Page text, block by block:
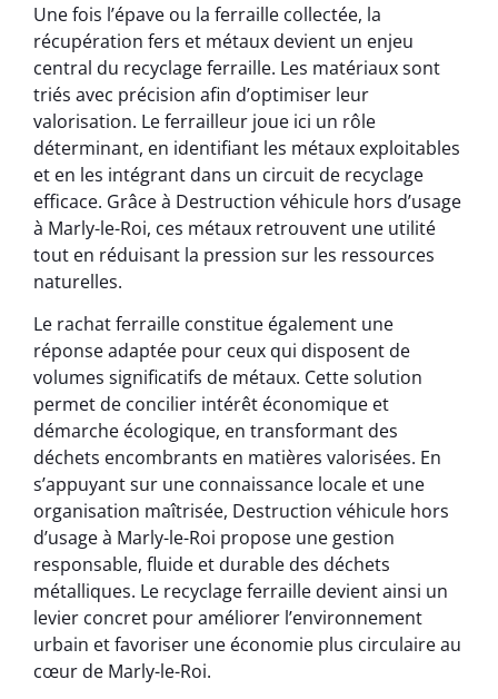
Une fois l’épave ou la ferraille collectée, la
récupération fers et métaux devient un enjeu
central du recyclage ferraille. Les matériaux sont
triés avec précision afin d’optimiser leur
valorisation. Le ferrailleur joue ici un rôle
déterminant, en identifiant les métaux exploitables
et en les intégrant dans un circuit de recyclage
efficace. Grâce à Destruction véhicule hors d’usage
à Marly-le-Roi, ces métaux retrouvent une utilité
tout en réduisant la pression sur les ressources
naturelles.
Le rachat ferraille constitue également une
réponse adaptée pour ceux qui disposent de
volumes significatifs de métaux. Cette solution
permet de concilier intérêt économique et
démarche écologique, en transformant des
déchets encombrants en matières valorisées. En
s’appuyant sur une connaissance locale et une
organisation maîtrisée, Destruction véhicule hors
d’usage à Marly-le-Roi propose une gestion
responsable, fluide et durable des déchets
métalliques. Le recyclage ferraille devient ainsi un
levier concret pour améliorer l’environnement
urbain et favoriser une économie plus circulaire au
cœur de Marly-le-Roi.